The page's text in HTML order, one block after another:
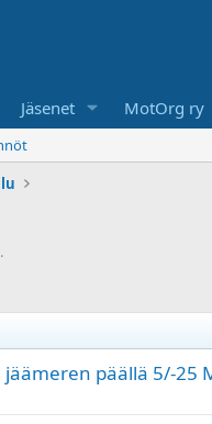
Jäsenet MotOrg ry
jäämeren päällä 5/-25